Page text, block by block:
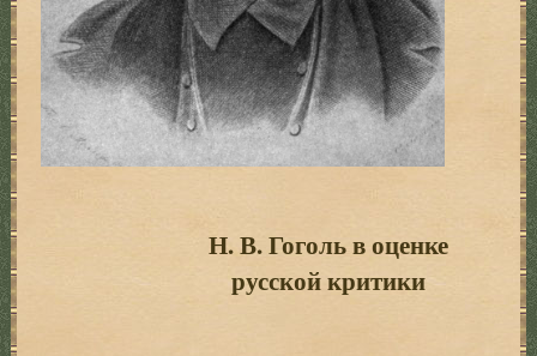
Н. В. Гоголь в оценке
русской критики